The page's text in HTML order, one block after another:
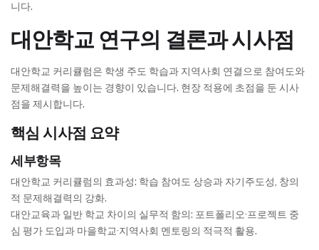
니다.
대안학교 연구의 결론과 시사점
대안학교 커리큘럼은 학생 주도 학습과 지역사회 연결으로 참여도와
문제해결력을 높이는 경향이 있습니다. 현장 적용에 초점을 둔 시사
점을 제시합니다.
핵심 시사점 요약
세부항목
대안학교 커리큘럼의 효과성: 학습 참여도 상승과 자기주도성, 창의
적 문제해결력의 강화.
대안교육과 일반 학교 차이의 실무적 함의: 포트폴리오·프로젝트 중
심 평가 도입과 마을학교·지역사회 멘토링의 적극적 활용.